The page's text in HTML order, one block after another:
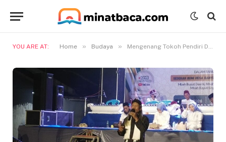
YOU ARE AT: Home » Budaya » Mengenang Tokoh Pendiri Desa, Selama 3 Hari Desa Banyuwangi Manyar Gelar Sedekah Bumi